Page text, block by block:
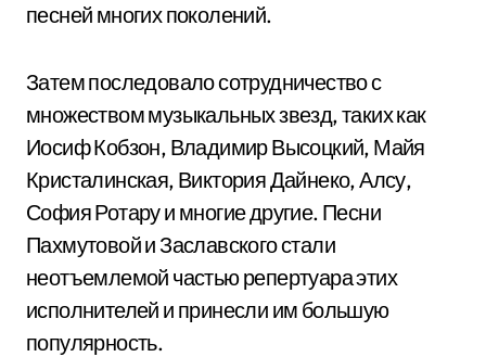
песней многих поколений.
Затем последовало сотрудничество с
множеством музыкальных звезд, таких как
Иосиф Кобзон, Владимир Высоцкий, Майя
Кристалинская, Виктория Дайнеко, Алсу,
София Ротару и многие другие. Песни
Пахмутовой и Заславского стали
неотъемлемой частью репертуара этих
исполнителей и принесли им большую
популярность.